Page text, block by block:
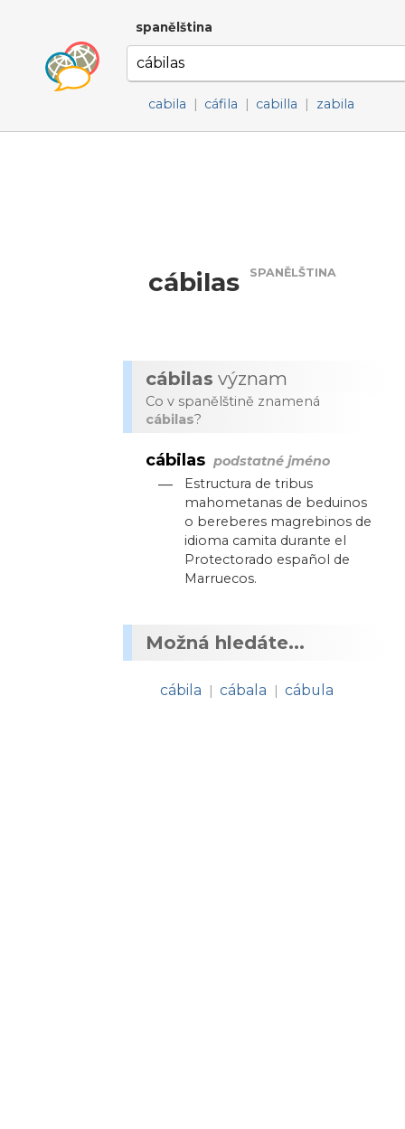
spanělština
cabila | cáfila | cabilla | zabila
cábilas SPANĚLŠTINA
cábilas význam
Co v spanělštině znamená
cábilas?
cábilas podstatné jméno
—
Estructura de tribus
mahometanas de beduinos
o bereberes magrebinos de
idioma camita durante el
Protectorado español de
Marruecos.
Možná hledáte...
cábila | cábala | cábula